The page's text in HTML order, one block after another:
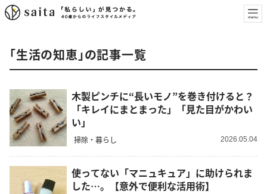
「生活の知恵」の記事一覧
木製ピンチに“長いモノ”を巻き付けると？
「キレイにまとまった」「見た目がかわい
い」
掃除・暮らし 2026.05.04
使ってない「マニュキュア」に助けられま
した…。【意外で便利な活用術】